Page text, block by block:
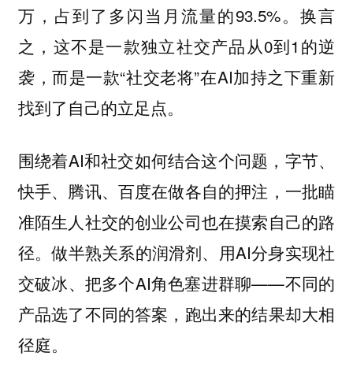
万，占到了多闪当月流量的93.5%。换言
之，这不是一款独立社交产品从0到1的逆
袭，而是一款“社交老将”在AI加持之下重新
找到了自己的立足点。
围绕着AI和社交如何结合这个问题，字节、
快手、腾讯、百度在做各自的押注，一批瞄
准陌生人社交的创业公司也在摸索自己的路
径。做半熟关系的润滑剂、用AI分身实现社
交破冰、把多个AI角色塞进群聊——不同的
产品选了不同的答案，跑出来的结果却大相
径庭。